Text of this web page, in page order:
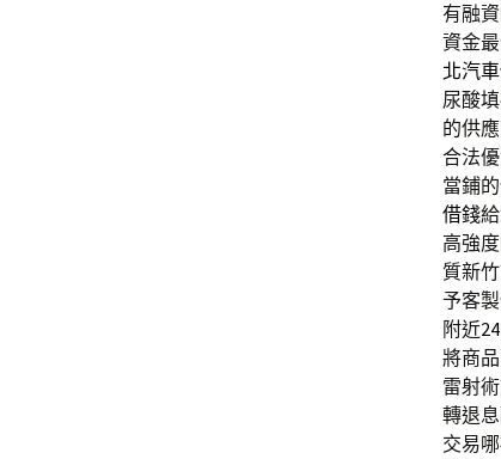
有融
資金
北汽
尿酸
的供
合法
當鋪
借錢
高強
質新
予客
附近
將商
雷射
轉退
交易